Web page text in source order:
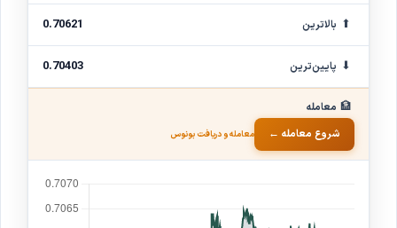
⬆ بالاترین 0.70621
⬇ پایین‌ترین 0.70403
🏦 معامله
شروع معامله ←
معامله و دریافت بونوس